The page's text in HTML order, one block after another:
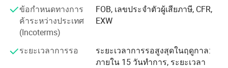
ออกแบบและการผลิตที่แม่นยำการผลิตวัสดุแบบพิเศษโดย
เฉลี่ยเช่นเซรามิกอัลลอยและอุปกรณ์ระบบอัตโนมัติที่
ต้องการการดีบักการติดตั้งและการบำรุงรักษาและการ
ปรับปรุงอุปกรณ์การผลิต ในด้านการผลิตเราควบคุมหมึกพิมพ์
ของผลิตภัณฑ์อย่างเคร่งครัดตาม 1S09001: 2015 การ
จัดการที่ดีช่วยให้มั่นใจได้ถึงประสิทธิภาพของผลิตภัณฑ์และ
ข้อกำหนดทางการ
ค้าระหว่างประเทศ
(Incoterms)
FOB, เลขประจำตัวผู้เสียภาษี, CFR,
EXW
ระยะเวลาการรอ
ระยะเวลาการรอสูงสุดในฤดูกาล:
ภายใน 15 วันทำการ, ระยะเวลา